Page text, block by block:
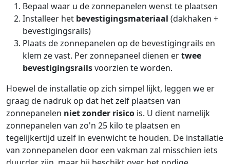
Bepaal waar u de zonnepanelen wenst te plaatsen
Installeer het bevestigingsmateriaal (dakhaken +
bevestigingsrails)
Plaats de zonnepanelen op de bevestigingrails en
klem ze vast. Per zonnepaneel dienen ertwee
bevestigingsrailsvoorzien te worden.
Hoewel de installatie op zich simpel lijkt, leggen we er
graag de nadruk op dat het zelf plaatsen van
zonnepanelen niet zonder risico is. U dient namelijk
zonnepanelen van zo'n 25 kilo te plaatsen en
tegelijkertijd uzelf in evenwicht te houden. De installatie
van zonnepanelen door een vakman zal misschien iets